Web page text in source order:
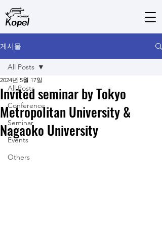
게시물
All Posts
Conference
Seminar
Events
Others
All Posts
Invited seminar by Tokyo
Metropolitan University &
Nagaoko University
2024년 5월 17일